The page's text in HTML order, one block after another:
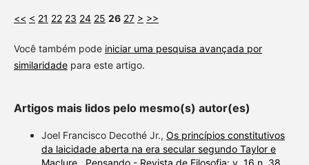
<< < 21 22 23 24 25 26 27 > >>
Você também pode iniciar uma pesquisa avançada por
similaridadepara este artigo.
Artigos mais lidos pelo mesmo(s) autor(es)
Joel Francisco Decothé Jr., Os princípios constitutivos
da laicidade aberta na era secular segundo Taylor e